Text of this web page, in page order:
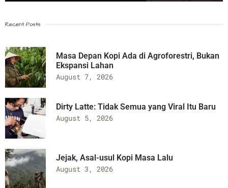
Recent Posts
Masa Depan Kopi Ada di Agroforestri, Bukan
Ekspansi Lahan
August 7, 2026
Dirty Latte: Tidak Semua yang Viral Itu Baru
August 5, 2026
Jejak, Asal-usul Kopi Masa Lalu
August 3, 2026